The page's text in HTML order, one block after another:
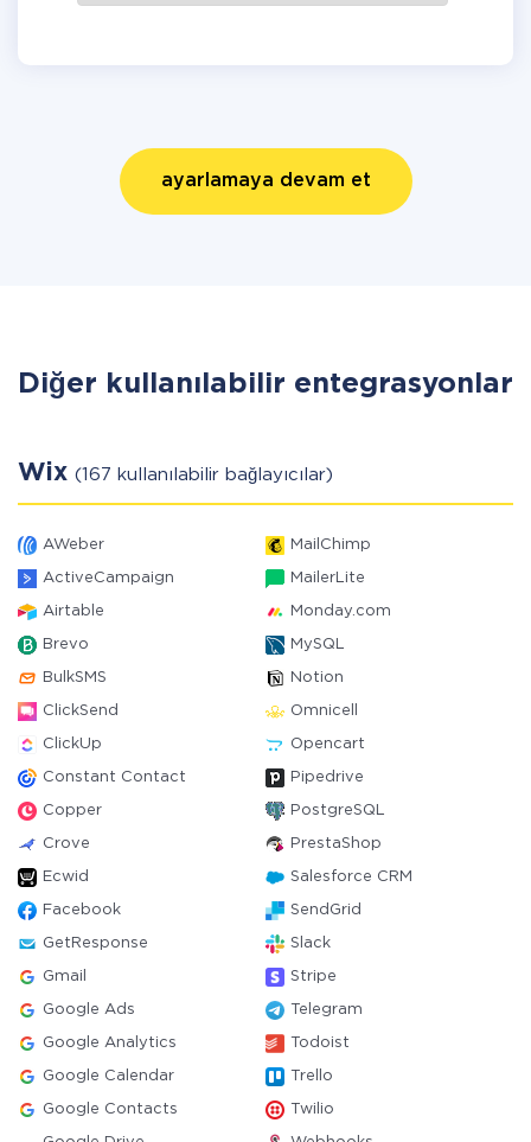
ayarlamaya devam et
Diğer kullanılabilir entegrasyonlar
Wix (167 kullanılabilir bağlayıcılar)
AWeber MailChimp
ActiveCampaign MailerLite
Airtable Monday.com
Brevo MySQL
BulkSMS Notion
ClickSend Omnicell
ClickUp Opencart
Constant Contact Pipedrive
Copper PostgreSQL
Crove PrestaShop
Ecwid Salesforce CRM
Facebook SendGrid
GetResponse Slack
Gmail Stripe
Google Ads Telegram
Google Analytics Todoist
Google Calendar Trello
Google Contacts Twilio